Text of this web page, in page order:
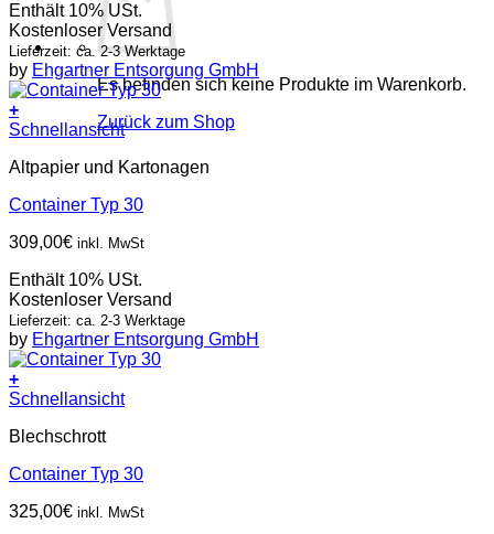
Es befinden sich keine Produkte im Warenkorb.
Zurück zum Shop
Enthält 10% USt.
Kostenloser Versand
Lieferzeit: ca. 2-3 Werktage
by Ehgartner Entsorgung GmbH
+
Schnellansicht
Altpapier und Kartonagen
Container Typ 30
309,00€ inkl. MwSt
Enthält 10% USt.
Kostenloser Versand
Lieferzeit: ca. 2-3 Werktage
by Ehgartner Entsorgung GmbH
+
Schnellansicht
Blechschrott
Container Typ 30
325,00€ inkl. MwSt